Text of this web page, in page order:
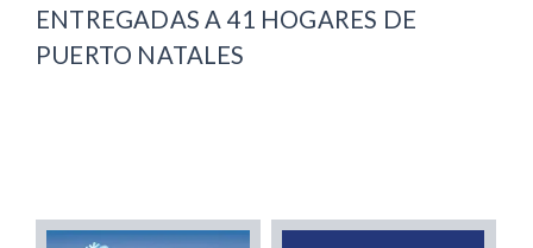
ENTREGADAS A 41 HOGARES DE
PUERTO NATALES